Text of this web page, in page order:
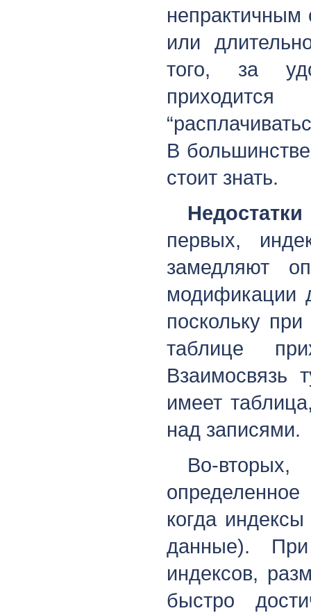
непрактичным
или
того, за
В
стоит знать.
первых,
замедляют
модификации
поскольку
таблице
Взаимосвязь
имеет
над записями.
Во-
когда
данные). При
индексов,
быстро